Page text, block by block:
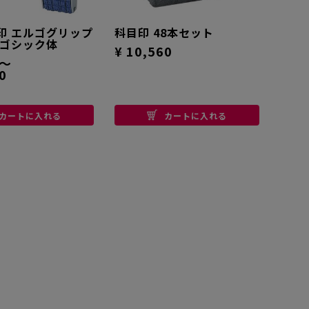
エルゴグリップ
シック体
ートに入れる
科目印 48本セット
¥ 10,560
カートに入れる